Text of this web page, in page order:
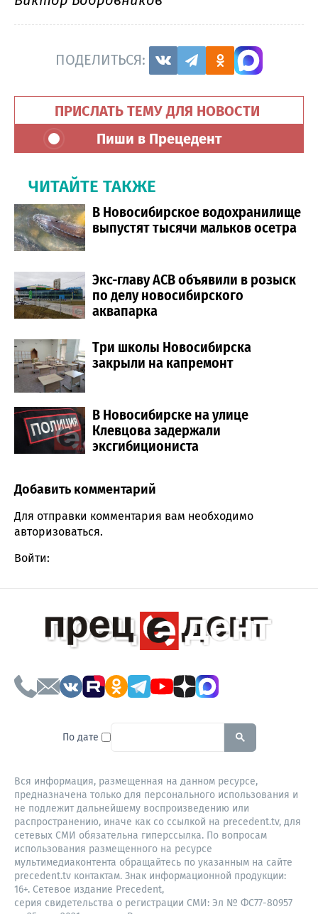
ПОДЕЛИТЬСЯ:
ПРИСЛАТЬ ТЕМУ ДЛЯ НОВОСТИ
Пиши в Прецедент
ЧИТАЙТЕ ТАКЖЕ
В Новосибирское водохранилище
выпустят тысячи мальков осетра
Экс-главу АСВ объявили в розыск
по делу новосибирского
аквапарка
Три школы Новосибирска
закрыли на капремонт
В Новосибирске на улице
Клевцова задержали
эксгибициониста
Comment section
Добавить комментарий
Для отправки комментария вам необходимо
авторизоваться.
Войти:
По дате To search this site, enter a
Вся информация, размещенная на данном ресурсе,
предназначена только для персонального использования и
не подлежит дальнейшему воспроизведению или
распространению, иначе как со ссылкой на precedent.tv, для
сетевых СМИ обязательна гиперссылка. По вопросам
использования размещенного на ресурсе
мультимедиаконтента обращайтесь по указанным на сайте
precedent.tv контактам. Знак информационной продукции:
16+. Сетевое издание Precedent,
серия свидетельства о регистрации СМИ: Эл № ФС77-80957